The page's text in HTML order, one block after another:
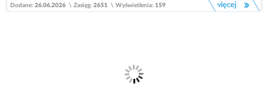
Dodane:26.06.2026 \ Zasięg:2651 \ Wyświetlenia:159 więcej